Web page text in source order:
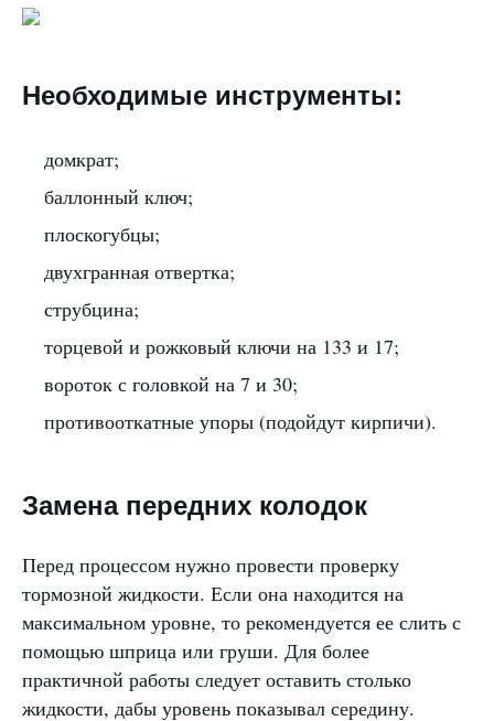
Необходимые инструменты:
домкрат;
баллонный ключ;
плоскогубцы;
двухгранная отвертка;
струбцина;
торцевой и рожковый ключи на 133 и 17;
вороток с головкой на 7 и 30;
противооткатные упоры (подойдут кирпичи).
Замена передних колодок
Перед процессом нужно провести проверку
тормозной жидкости. Если она находится на
максимальном уровне, то рекомендуется ее слить с
помощью шприца или груши. Для более
практичной работы следует оставить столько
жидкости, дабы уровень показывал середину.